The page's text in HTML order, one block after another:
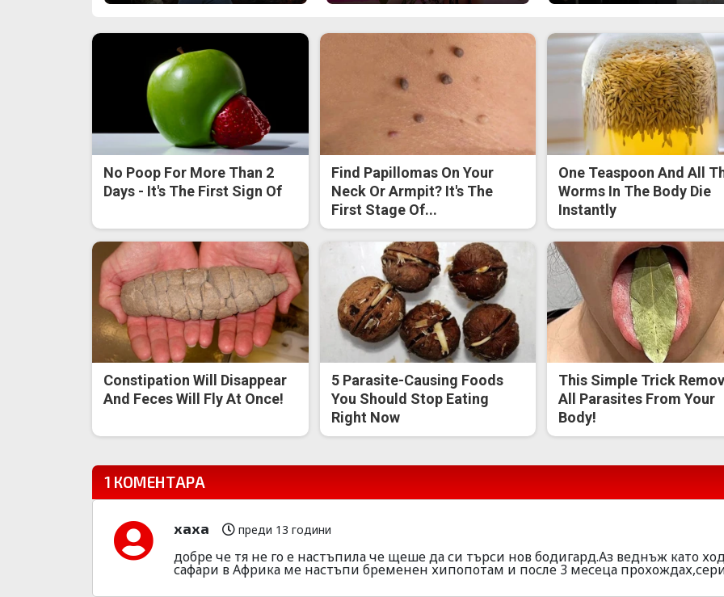
No Poop For More Than 2
Days - It's The First Sign Of
Find Papillomas On Your
Neck Or Armpit? It's The
First Stage Of...
One Teaspoon And All
Worms In The Body Die
Instantly
Constipation Will Disappear
And Feces Will Fly At Once!
5 Parasite-Causing Foods
You Should Stop Eating
Right Now
This Simple Trick
All Parasites From Your
Body!
1 КОМЕНТАРА
хаха преди 13 години
добре че тя не го е настъпила че щеше да си търси нов бодигард.Аз веднъж като
сафари в Африка ме настъпи бременен хипопотам и после 3 месеца